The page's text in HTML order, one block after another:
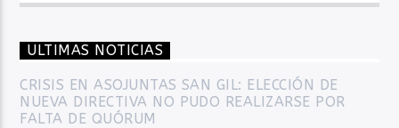
ULTIMAS NOTICIAS
CRISIS EN ASOJUNTAS SAN GIL: ELECCIÓN DE
NUEVA DIRECTIVA NO PUDO REALIZARSE POR
FALTA DE QUÓRUM